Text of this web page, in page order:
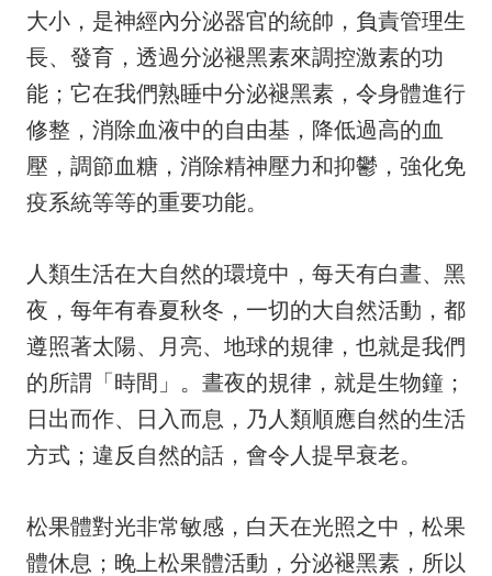
大小，是神經內分泌器官的統帥，負責管理生
長、發育，透過分泌褪黑素來調控激素的功
能；它在我們熟睡中分泌褪黑素，令身體進行
修整，消除血液中的自由基，降低過高的血
壓，調節血糖，消除精神壓力和抑鬱，強化免
疫系統等等的重要功能。
人類生活在大自然的環境中，每天有白晝、黑
夜，每年有春夏秋冬，一切的大自然活動，都
遵照著太陽、月亮、地球的規律，也就是我們
的所謂「時間」。晝夜的規律，就是生物鐘；
日出而作、日入而息，乃人類順應自然的生活
方式；違反自然的話，會令人提早衰老。
松果體對光非常敏感，白天在光照之中，松果
體休息；晚上松果體活動，分泌褪黑素，所以